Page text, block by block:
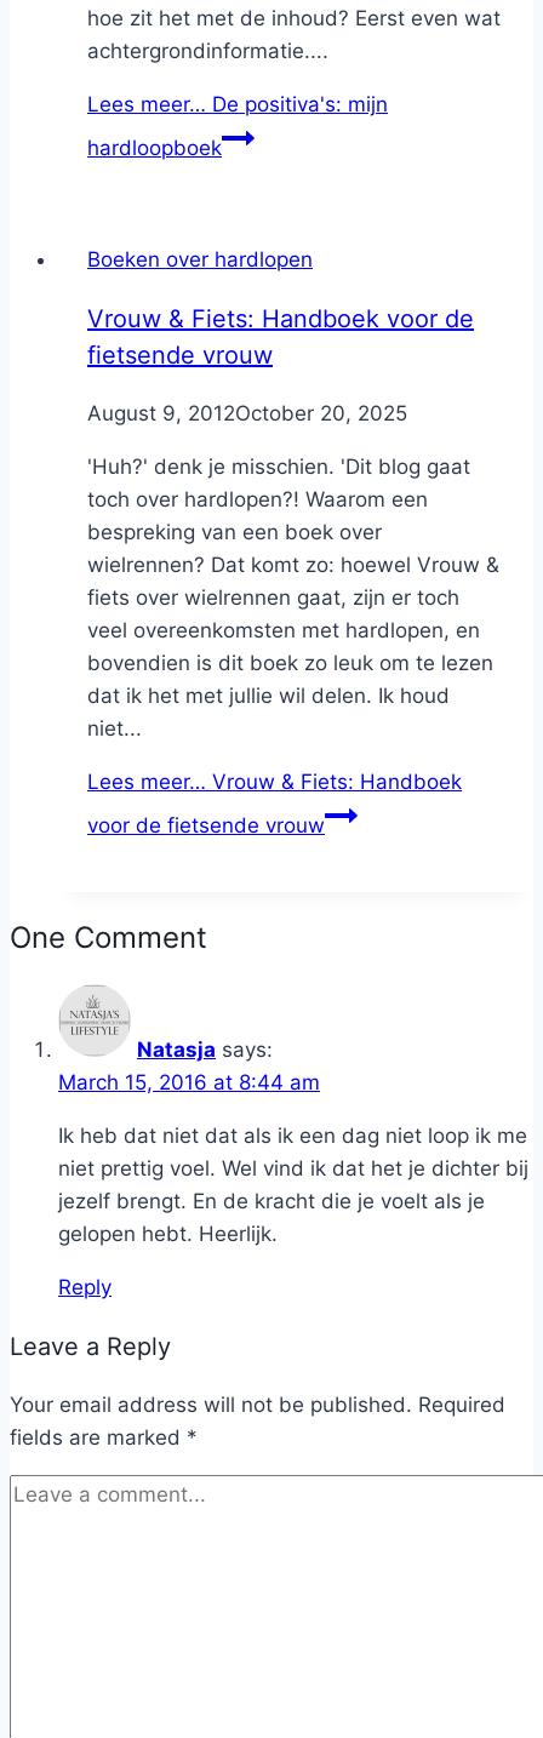
hoe zit het met de inhoud? Eerst even wat
achtergrondinformatie....
Lees meer… De positiva's: mijn
hardloopboek
Boeken over hardlopen
Vrouw & Fiets: Handboek voor de
fietsende vrouw
ByNicole
August 9, 2012October 20, 2025
'Huh?' denk je misschien. 'Dit blog gaat
toch over hardlopen?! Waarom een
bespreking van een boek over
wielrennen? Dat komt zo: hoewel Vrouw &
fiets over wielrennen gaat, zijn er toch
veel overeenkomsten met hardlopen, en
bovendien is dit boek zo leuk om te lezen
dat ik het met jullie wil delen. Ik houd
niet...
Lees meer… Vrouw & Fiets: Handboek
voor de fietsende vrouw
One Comment
Natasja says:
March 15, 2016 at 8:44 am
Ik heb dat niet dat als ik een dag niet loop ik me
niet prettig voel. Wel vind ik dat het je dichter bij
jezelf brengt. En de kracht die je voelt als je
gelopen hebt. Heerlijk.
Reply
Leave a Reply
Your email address will not be published. Required
fields are marked *